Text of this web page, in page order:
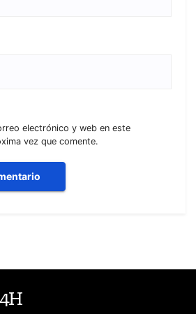
electrónico y web en este
vez que comente.